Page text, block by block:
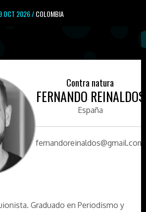
OCT 2026 /COLOMBIA
Contra natura
FERNANDO REINALDOS
España
fernandoreinaldos@gmail.com
Graduado en Periodismo y